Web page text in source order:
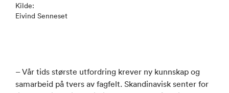
Kilde:
Eivind Senneset
– Vår tids største utfordring krever ny kunnskap og
samarbeid på tvers av fagfelt. Skandinavisk senter for